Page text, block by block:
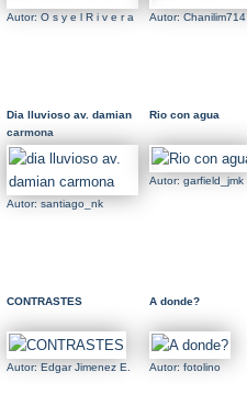
Autor: O s y e l R i v e r a Autor: Chanilim714
Dia lluvioso av. damian
carmona
Autor: santiago_nk
Rio con agua
Autor: garfield_jmk
CONTRASTES
Autor: Edgar Jimenez E.
A donde?
Autor: fotolino